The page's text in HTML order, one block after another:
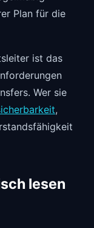
Plan für die
ist das
Wer sie
,
lesen